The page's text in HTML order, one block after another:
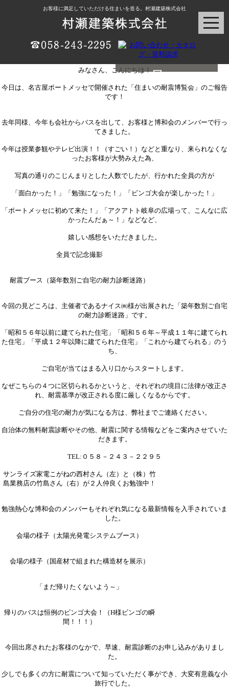
お客様に満足していただける住まいを造る。村瀬建築株式会社
村瀬建築ブログ
2012.6.23（土） 耐震博覧会
みなさん、こんにちは！
今日は、名古屋ポートメッセで開催された「住まいの耐震博覧会」のご報告
です！
去年同様、今年も会社からバスを出して、お客様と博和会のメンバーで行っ
てきました。
今年は授業参観やテレビ出演！！（すごい！）などと重なり、来られなくな
ったお客様が大勢みえた為、
写真の通りのこじんまりとした人数でしたが、行かれた全員の方が
「面白かった！」「勉強になった！」「ビンゴ大会が楽しかった！」
「ポートメッセに初めて来た！」「アクアトト岐阜の広場って、こんなに広
かったんだぁ～！」などなど、
嬉しい感想をいただきました。
全員で記念撮影
耐震ブース（築年数別ご自宅の耐力診断迷路）
今回の見どころは、主催者であるナイス㈱様が出展された「築年数別ご自宅
の耐力診断迷路」です。
「昭和５６年以前に建てられた住宅」「昭和５６年～平成１１年に建てられ
た住宅」「平成１２年以降に建てられた住宅」「これから建てられる」のう
ち、
ご自宅が当てはまる入り口からスタートします。
なぜこちらの４つに区切られるかというと、それぞれの境目に法律が改正さ
れ、耐震基準が改正される度に厳しくなるからです。
ご自分の住宅の耐力が気になる方は、弊社までご連絡ください。
自治体の無料耐震診断やその他、耐震に関する情報などをご案内させていた
だきます。
TEL:０５８－２４３－２２９５
サンライズ家電こがねの西村さん（左）と（株）竹
島業務店の竹島さん（右）が２人仲良くお勉強中！
勉強熱心な博和会のメンバーもそれぞれ気になる最新情報を入手されていま
した。
会場の様子（太陽光発電システムブース）
会場の様子（国産材で組まれた構造材を展示）
「まだ帰りたくないよう～」
帰りのバスは恒例のビンゴ大会！（H様ビンゴの瞬
間！！！）
今回出席されたお客様のなかで、早速、耐震診断のお申し込みがありまし
た。
少しでも多くの方に耐震について知っていただく事ができ、大変有意義な小
旅行でした。